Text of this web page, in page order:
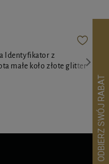
Identyfikator z
małe koło złote glitter